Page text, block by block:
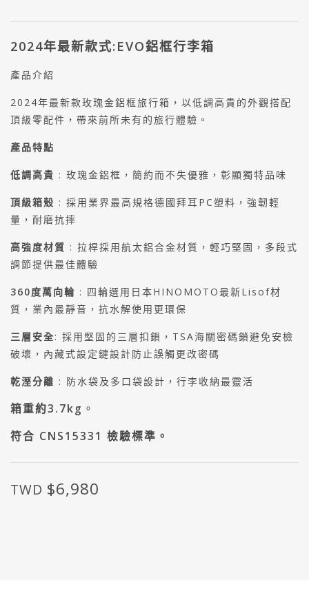
2024年最新款式:EVO鋁框行李箱
產品介紹
2024年最新款玫瑰金鋁框旅行箱，以低調高貴的外觀搭配
頂級零配件 ，帶來前所未有的旅行體驗。
產品特點
低調高貴 : 玫瑰金鋁框 ，簡約而不失優雅 ，彰顯獨特品味
頂級箱殼 : 採用業界最高規格德國拜耳PC塑料 ，強韌輕
量 ，耐磨抗摔
高強度材質 : 拉桿採用航太鋁合金材質 ，輕巧堅固 ，多段式
調節提供最佳體驗
360度萬向輪 : 四輪選用日本HINOMOTO最新Lisof材
質 ，業內最靜音 ，抗水解使用更環保
三層安全: 採用堅固的三層扣鎖 ，TSA海關密碼鎖避免安檢
破壞 ， 內藏式設定鍵設計防止誤觸更改密碼
乾溼分離 : 防水袋及多口袋設計 ，行李收納最靈活
箱重約3.7kg 。
符合 CNS15331 檢驗標準。
TWD $6,980